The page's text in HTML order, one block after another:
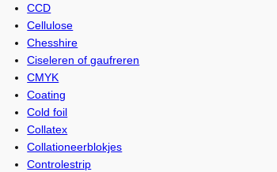
CCD
Cellulose
Chesshire
Ciseleren of gaufreren
CMYK
Coating
Cold foil
Collatex
Collationeerblokjes
Controlestrip